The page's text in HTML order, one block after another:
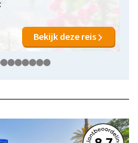
Bekijk deze reis